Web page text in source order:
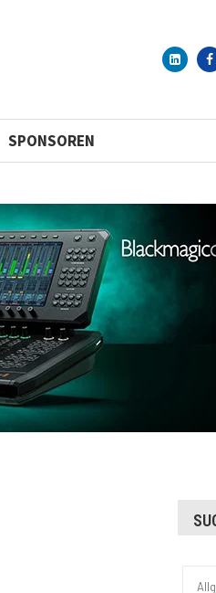
SPONSOREN